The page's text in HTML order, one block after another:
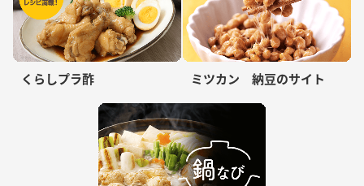
くらしプラ酢 ミツカン 納豆のサイト